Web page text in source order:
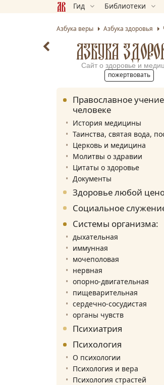
Гид Библиотеки
Азбука веры Азбука здоровья
АЗБУКА
Сайт о здоровье и
пожертвовать
Православное
человеке
История медицины
Таинства, святая вода,
Церковь и медицина
Молитвы о здравии
Цитаты о здоровье
Документы
Здоровье любой
Социальное
Системы организма:
дыхательная
иммунная
мочеполовая
нервная
опорно-двигательная
пищеварительная
сердечно-сосудистая
органы чувств
Психиатрия
Психология
О психологии
Психология и вера
Психология страстей